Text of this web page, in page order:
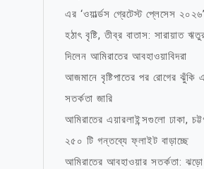
এর ‘ওয়ার্ল্ডস গ্রেটেস্ট প্লেসেস
হঠাৎ বৃষ্টি, তীব্র বাতাস: সারায়াত
দিলেন আমিরাতের আবহাওয়াবিদরা
আজমানে বৃষ্টিপাতের পর রোগের ঝুঁকি
সতর্কতা জারি
আমিরাতের এয়ারলাইন্সগুলো ঢাকা,
২৫০ টি গন্তব্যে ফ্লাইট বাড়াচ্ছে
আমিরাতের আবহাওয়ার সতর্কতা: